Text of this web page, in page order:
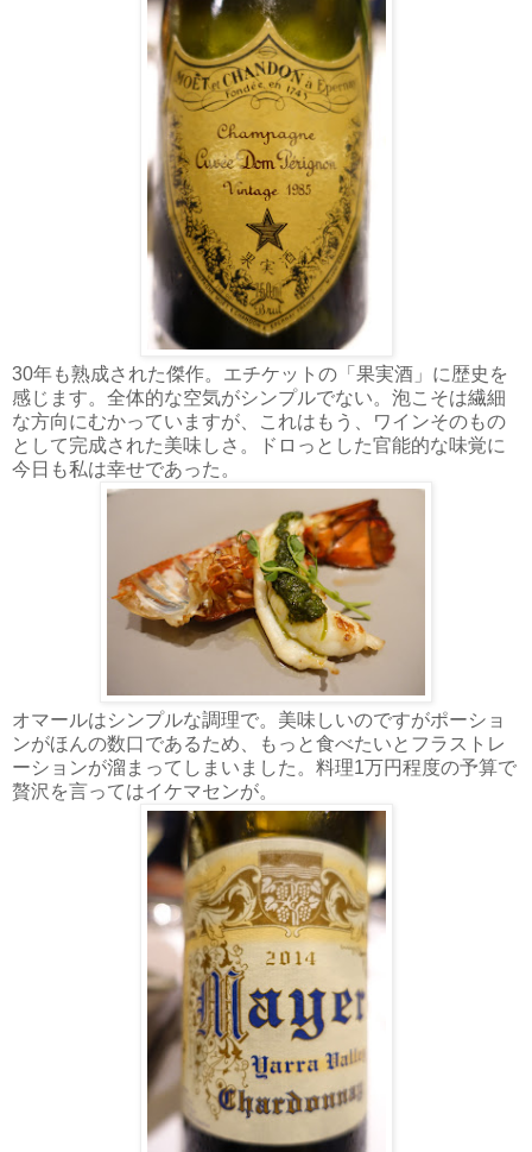
30年も熟成された傑作。エチケットの「果実酒」に歴史を
感じます。全体的な空気がシンプルでない。泡こそは繊細
な方向にむかっていますが、これはもう、ワインそのもの
として完成された美味しさ。ドロっとした官能的な味覚に
今日も私は幸せであった。
オマールはシンプルな調理で。美味しいのですがポーショ
ンがほんの数口であるため、もっと食べたいとフラストレ
ーションが溜まってしまいました。料理1万円程度の予算で
贅沢を言ってはイケマセンが。